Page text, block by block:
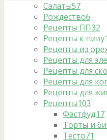
Салаты57
Рождество6
Рецепты ПП32
Рецепты к пиву1
Рецепты из
Рецепты для
Рецепты для
Рецепты для
Рецепты для
Рецепты103
Фастфуд17
Торты и
Тесто71